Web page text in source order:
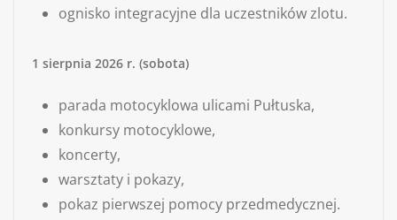
ognisko integracyjne dla uczestników zlotu.
1 sierpnia 2026 r. (sobota)
parada motocyklowa ulicami Pułtuska,
konkursy motocyklowe,
koncerty,
warsztaty i pokazy,
pokaz pierwszej pomocy przedmedycznej.